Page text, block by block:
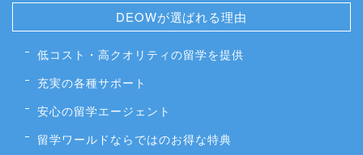
DEOWが選ばれる理由
低コスト・高クオリティの留学を提供
充実の各種サポート
安心の留学エージェント
留学ワールドならではのお得な特典